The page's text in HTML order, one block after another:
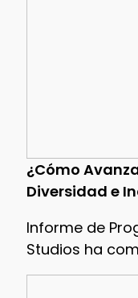
¿Cómo
Diversidad e
Informe de
Studios ha